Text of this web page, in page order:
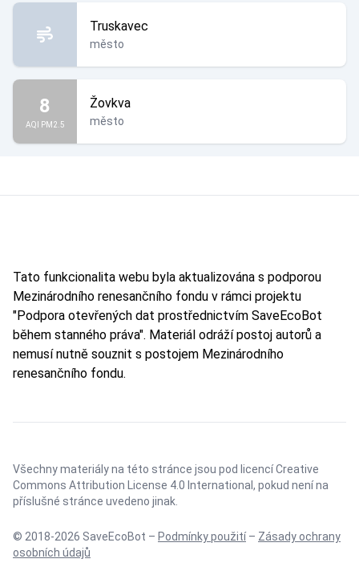
Truskavec
město
8
AQI PM2.5
Žovkva
město
Tato funkcionalita webu byla aktualizována s podporou
Mezinárodního renesančního fondu v rámci projektu
"Podpora otevřených dat prostřednictvím SaveEcoBot
během stanného práva". Materiál odráží postoj autorů a
nemusí nutně souznit s postojem Mezinárodního
renesančního fondu.
Všechny materiály na této stránce jsou pod licencíCreative
Commons Attribution License 4.0 International , pokud není na
příslušné stránce uvedeno jinak.
© 2018-2026 SaveEcoBot – Podmínky použití– Zásady ochrany
osobních údajů